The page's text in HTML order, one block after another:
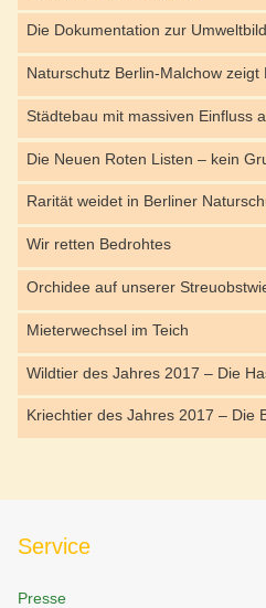
Die Dokumentation zur
Naturschutz Berlin-Malchow zeigt
Städtebau mit massiven Einfluss
Die Neuen Roten Listen – kein
Rarität weidet in Berliner
Wir retten Bedrohtes
Orchidee auf unserer
Mieterwechsel im Teich
Wildtier des Jahres 2017 – Die
Kriechtier des Jahres 2017 – Die
Service
Presse